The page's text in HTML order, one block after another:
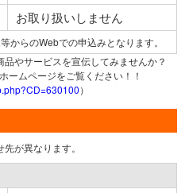
お取り扱いしません
からのWebでの申込みとなります。
やサービスを宣伝してみませんか？
ームページをご覧ください！！
）
が異なります。